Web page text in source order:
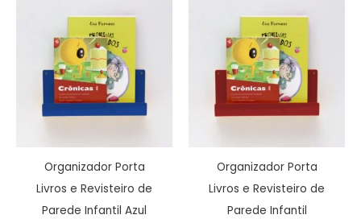
Organizador Porta
Livros e Revisteiro de
Parede Infantil Azul
Organizador Porta
Livros e Revisteiro de
Parede Infantil